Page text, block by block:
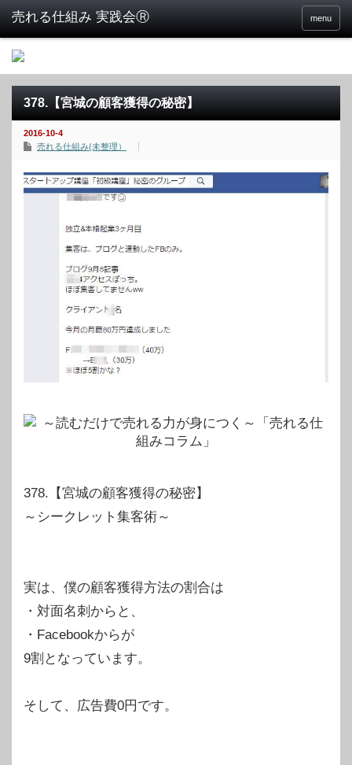
menu
378.【宮城の顧客獲得の秘密】
2016-10-4
売れる仕組み(未整理）
378.【宮城の顧客獲得の秘密】
～シークレット集客術～
実は、僕の顧客獲得方法の割合は
・対面名刺からと、
・Facebookからが
9割となっています。
そして、広告費0円です。